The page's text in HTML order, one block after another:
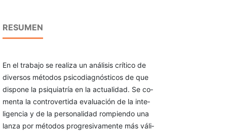
RESUMEN
En el trabajo se realiza un análisis crítico de
diversos métodos psicodiagnósticos de que
dispone la psiquiatría en la actualidad. Se co­
menta la controvertida evaluación de la inte­
ligencia y de la personalidad rompiendo una
lanza por métodos progresivamente más váli­